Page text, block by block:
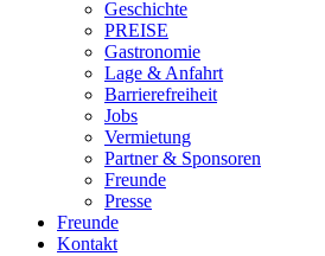
Geschichte
PREISE
Gastronomie
Lage & Anfahrt
Barrierefreiheit
Jobs
Vermietung
Partner & Sponsoren
Freunde
Presse
Freunde
Kontakt